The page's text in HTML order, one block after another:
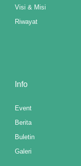
Visi & Misi
Riwayat
Info
Event
Berita
Buletin
Galeri